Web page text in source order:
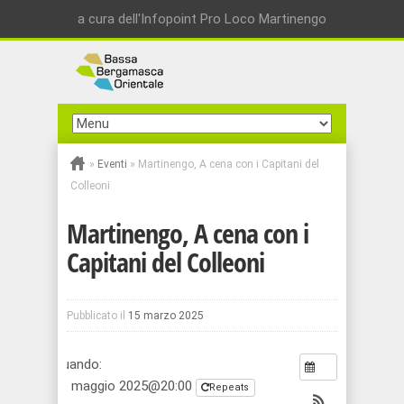
a cura dell'Infopoint Pro Loco Martinengo
» Eventi » Martinengo, A cena con i Capitani del
Colleoni
Martinengo, A cena con i
Capitani del Colleoni
Pubblicato il 15 marzo 2025
Quando:
31 maggio 2025@20:00
Repeats